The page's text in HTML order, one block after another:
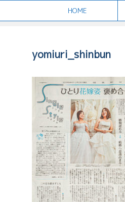
HOME
yomiuri_shinbun